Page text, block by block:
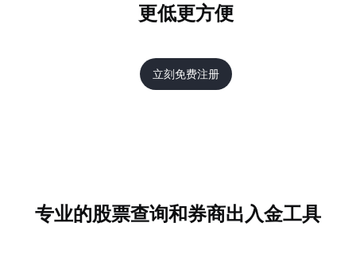
更低更方便
立刻免费注册
专业的股票查询和券商出入金工具